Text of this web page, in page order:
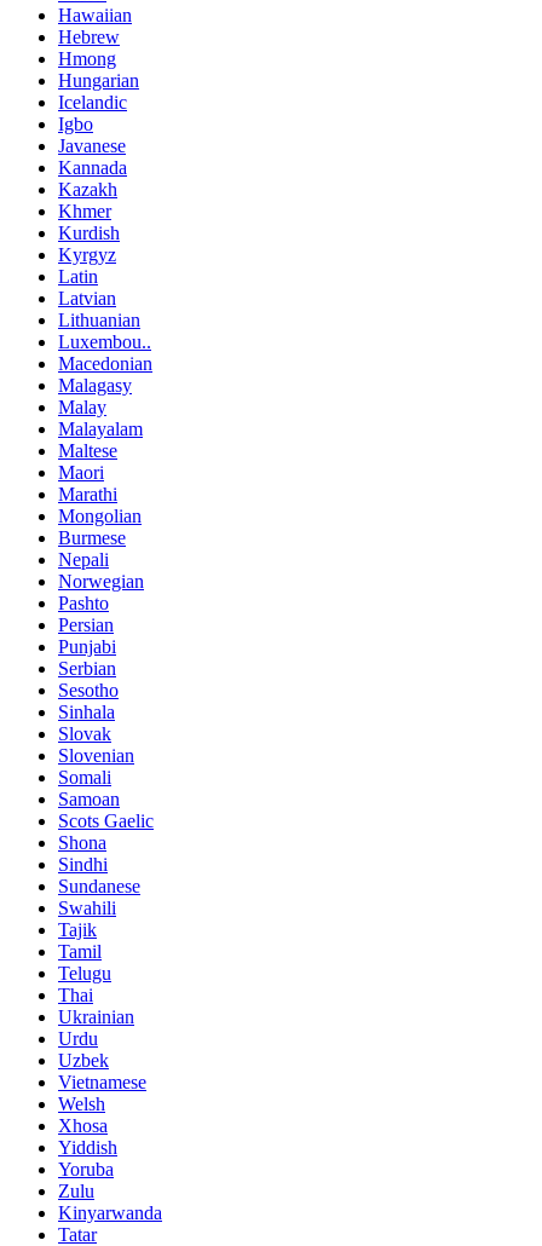
Hawaiian
Hebrew
Hmong
Hungarian
Icelandic
Igbo
Javanese
Kannada
Kazakh
Khmer
Kurdish
Kyrgyz
Latin
Latvian
Lithuanian
Luxembou..
Macedonian
Malagasy
Malay
Malayalam
Maltese
Maori
Marathi
Mongolian
Burmese
Nepali
Norwegian
Pashto
Persian
Punjabi
Serbian
Sesotho
Sinhala
Slovak
Slovenian
Somali
Samoan
Scots Gaelic
Shona
Sindhi
Sundanese
Swahili
Tajik
Tamil
Telugu
Thai
Ukrainian
Urdu
Uzbek
Vietnamese
Welsh
Xhosa
Yiddish
Yoruba
Zulu
Kinyarwanda
Tatar